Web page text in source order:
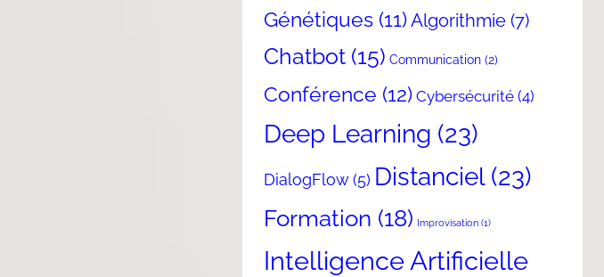
Génétiques (11)Algorithmie (7)
Chatbot (15) Communication (2)
Conférence (12) Cybersécurité (4)
Deep Learning (23)
DialogFlow(5) Distanciel(23)
Formation (18) Improvisation (1)
Intelligence Artificielle